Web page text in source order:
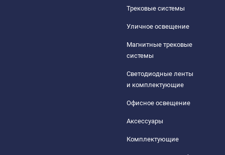
Трековые системы
Уличное освещение
Магнитные трековые
системы
Светодиодные ленты
и комплектующие
Офисное освещение
Аксессуары
Комплектующие